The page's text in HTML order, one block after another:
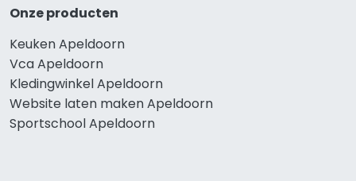
Onze producten
Keuken Apeldoorn
Vca Apeldoorn
Kledingwinkel Apeldoorn
Website laten maken Apeldoorn
Sportschool Apeldoorn